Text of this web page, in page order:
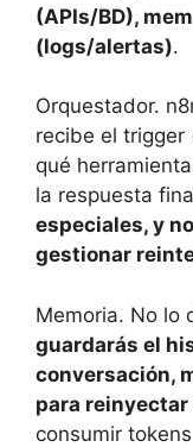
(APIs/BD),
(logs/alertas).
Orquestador.
recibe el trigger
qué
la respuesta
especiales, y
gestionar
Memoria. No lo
guardarás el
conversación,
para
consumir